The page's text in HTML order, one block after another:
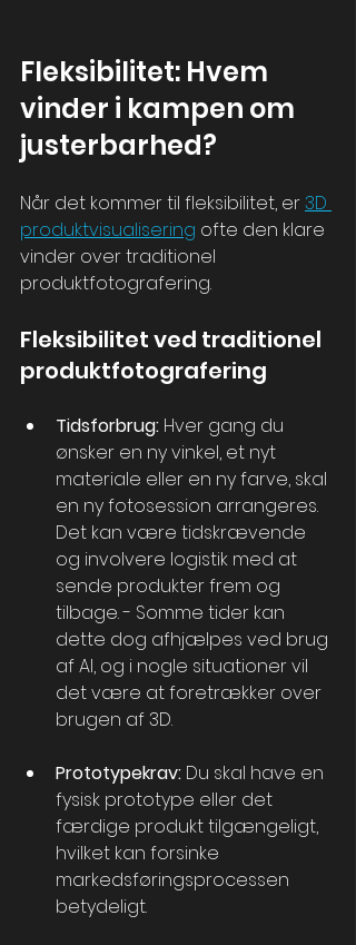
Fleksibilitet: Hvem
vinder i kampen om
justerbarhed?
Når det kommer til fleksibilitet, er 3D
produktvisualisering ofte den klare
vinder over traditionel
produktfotografering.
Fleksibilitet ved traditionel
produktfotografering
Tidsforbrug: Hver gang du
ønsker en ny vinkel, et nyt
materiale eller en ny farve, skal
en ny fotosession arrangeres.
Det kan være tidskrævende
og involvere logistik med at
sende produkter frem og
tilbage. - Somme tider kan
dette dog afhjælpes ved brug
af AI, og i nogle situationer vil
det være at foretrækker over
brugen af 3D.
Prototypekrav: Du skal have en
fysisk prototype eller det
færdige produkt tilgængeligt,
hvilket kan forsinke
markedsføringsprocessen
betydeligt.